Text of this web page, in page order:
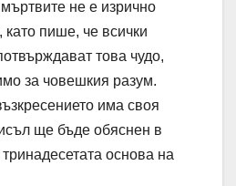
не е изрично
пише, че всички
това чудо,
за човешкия разум.
има своя
ще бъде обяснен в
основа на